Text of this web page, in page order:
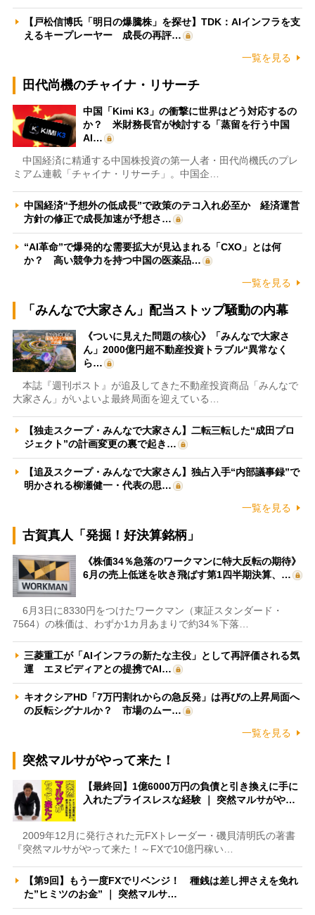
【戸松信博氏「明日の爆騰株」を探せ】TDK：AIインフラを支
えるキープレーヤー 成長の再評…
一覧を見る
田代尚機のチャイナ・リサーチ
中国「Kimi K3」の衝撃に世界はどう対応するの
か？ 米財務長官が検討する「蒸留を行う中国
AI…
中国経済に精通する中国株投資の第一人者・田代尚機氏のプレ
ミアム連載「チャイナ・リサーチ」。中国企…
中国経済“予想外の低成長”で政策のテコ入れ必至か 経済運営
方針の修正で成長加速が予想さ…
“AI革命”で爆発的な需要拡大が見込まれる「CXO」とは何
か？ 高い競争力を持つ中国の医薬品…
一覧を見る
「みんなで大家さん」配当ストップ騒動の内幕
《ついに見えた問題の核心》「みんなで大家さ
ん」2000億円超不動産投資トラブル“異常なく
ら…
本誌『週刊ポスト』が追及してきた不動産投資商品「みんなで
大家さん」がいよいよ最終局面を迎えている…
【独走スクープ・みんなで大家さん】二転三転した“成田プロ
ジェクト”の計画変更の裏で起き…
【追及スクープ・みんなで大家さん】独占入手“内部議事録”で
明かされる柳瀬健一・代表の思…
一覧を見る
古賀真人「発掘！好決算銘柄」
《株価34％急落のワークマンに特大反転の期待》
6月の売上低迷を吹き飛ばす第1四半期決算、…
6月3日に8330円をつけたワークマン（東証スタンダード・
7564）の株価は、わずか1カ月あまりで約34％下落…
三菱重工が「AIインフラの新たな主役」として再評価される気
運 エヌビディアとの提携でAI…
キオクシアHD「7万円割れからの急反発」は再びの上昇局面へ
の反転シグナルか？ 市場のムー…
一覧を見る
突然マルサがやって来た！
【最終回】1億6000万円の負債と引き換えに手に
入れたプライスレスな経験 ｜ 突然マルサがや…
2009年12月に発行された元FXトレーダー・磯貝清明氏の著書
『突然マルサがやって来た！～FXで10億円稼い…
【第9回】もう一度FXでリベンジ！ 種銭は差し押さえを免れ
た”ヒミツのお金” ｜ 突然マルサ…